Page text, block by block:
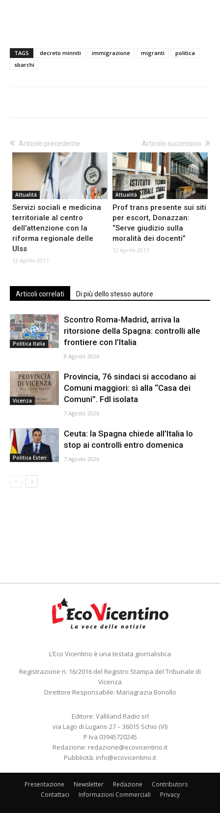
TAGS decreto minniti immigrazione migranti
politica
sbarchi
Articolo precedente
Attualità
Servizi sociali e medicina
territoriale al centro
dell’attenzione con la
riforma regionale delle
Ulss
12 Aprile 2017
Articolo successivo
Attualità
Prof trans presente sui siti
per escort, Donazzan:
“Serve giudizio sulla
moralità dei docenti”
12 Aprile 2017
Articoli correlati Di più dello stesso autore
Politica Italia
Scontro Roma-Madrid, arriva la
ritorsione della Spagna: controlli alle
frontiere con l’Italia
8 Agosto 2026
Vicenza
Provincia, 76 sindaci si accodano ai
Comuni maggiori: sì alla “Casa dei
Comuni”. FdI isolata
7 Agosto 2026
Politica Esteri
Ceuta: la Spagna chiede all’Italia lo
stop ai controlli entro domenica
7 Agosto 2026
L’Eco Vicentino è una testata giornalistica
Registrazione n. 16/2016 del Registro Stampa del Tribunale di
Vicenza
Direttore Responsabile: Mariagrazia Bonollo
Editore: Valliland Radio srl
via Lago di Lugano 27 – 36015 Schio (VI)
P.Iva 03945720245
Redazione: redazione@ecovicentino.it
Pubblicità: info@ecovicentino.it
Presentazione Newsletter Redazione
Contributors
Contattaci
Informazioni Commerciali Privacy